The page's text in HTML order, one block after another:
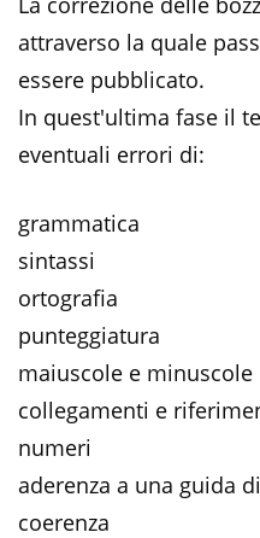
attraverso la quale
essere pubblicato.
In quest'ultima fase il
eventuali errori di:
grammatica
sintassi
ortografia
punteggiatura
maiuscole e minuscole
collegamenti e
numeri
aderenza a una guida
coerenza